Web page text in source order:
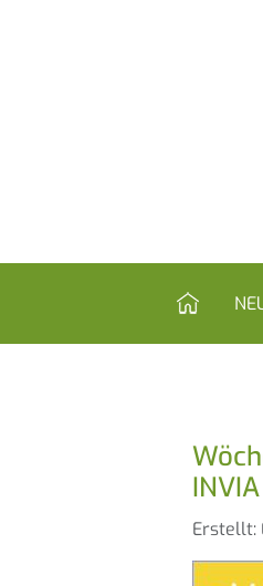
HOME
INVIA
Details
Erstellt: